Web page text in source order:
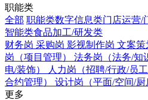
职能类
全部 职能类数字信息类门店运营/
智能类食品加工/研发类
财务岗 采购岗 影视制作岗 文案策
岗（项目管理） 法务岗（法务/知
电/装饰）
人力岗（招聘/行政/员
合约管理） 设计岗（平面/空间/厨
更多